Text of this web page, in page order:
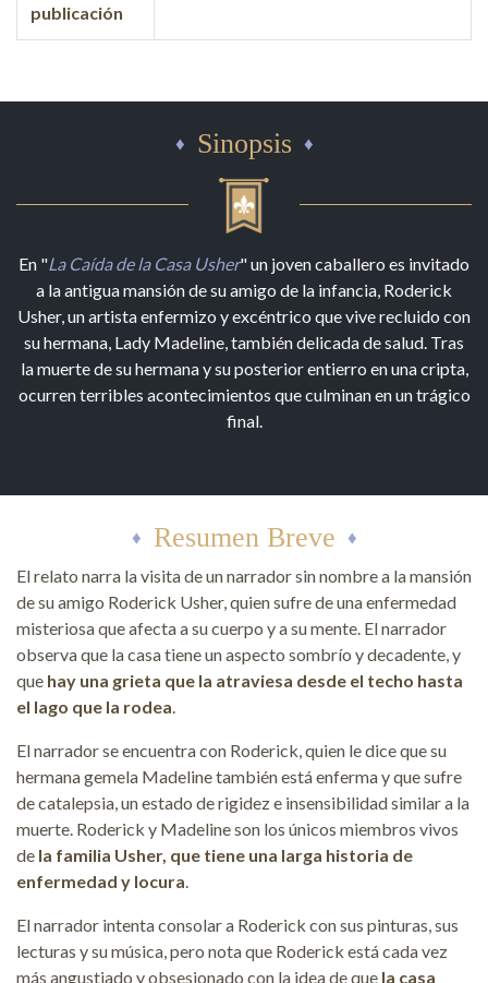
publicación
Sinopsis
En "La Caída de la Casa Usher" un joven caballero es invitado
a la antigua mansión de su amigo de la infancia, Roderick
Usher, un artista enfermizo y excéntrico que vive recluido con
su hermana, Lady Madeline, también delicada de salud. Tras
la muerte de su hermana y su posterior entierro en una cripta,
ocurren terribles acontecimientos que culminan en un trágico
final.
Resumen Breve
El relato narra la visita de un narrador sin nombre a la mansión
de su amigo Roderick Usher, quien sufre de una enfermedad
misteriosa que afecta a su cuerpo y a su mente. El narrador
observa que la casa tiene un aspecto sombrío y decadente, y
que hay una grieta que la atraviesa desde el techo hasta
el lago que la rodea
El narrador se encuentra con Roderick, quien le dice que su
hermana gemela Madeline también está enferma y que sufre
de catalepsia, un estado de rigidez e insensibilidad similar a la
muerte. Roderick y Madeline son los únicos miembros vivos
de la familia Usher, que tiene una larga historia de
enfermedad y locura
El narrador intenta consolar a Roderick con sus pinturas, sus
lecturas y su música, pero nota que Roderick está cada vez
más angustiado y obsesionado con la idea de que la casa